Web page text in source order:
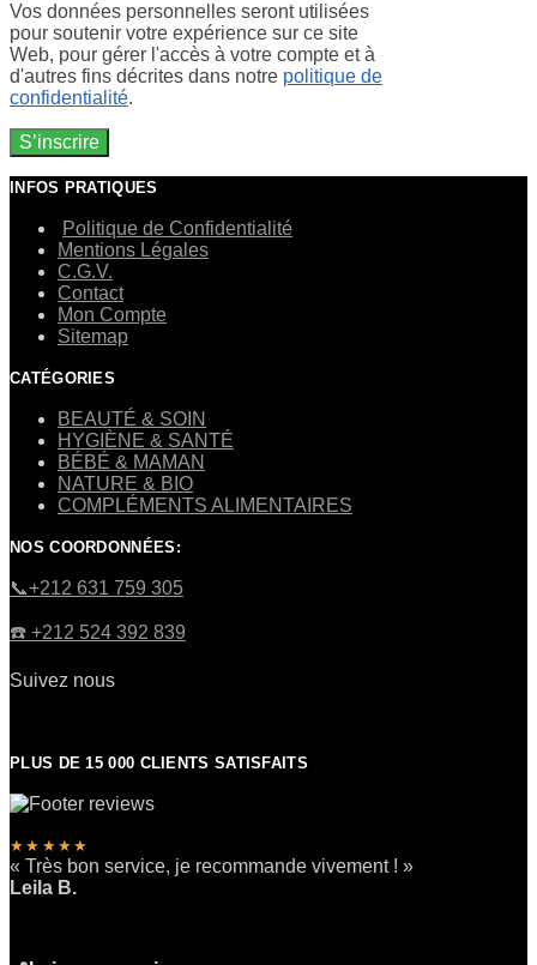
Vos données personnelles seront utilisées
pour soutenir votre expérience sur ce site
Web, pour gérer l'accès à votre compte et à
d'autres fins décrites dans notre politique de
confidentialité.
S’inscrire
INFOS PRATIQUES
Politique de Confidentialité
Mentions Légales
C.G.V.
Contact
Mon Compte
Sitemap
CATÉGORIES
BEAUTÉ & SOIN
HYGIÈNE & SANTÉ
BÉBÉ & MAMAN
NATURE & BIO
COMPLÉMENTS ALIMENTAIRES
NOS COORDONNÉES:
​📞+212 631 759 305
☎️​ +212 524 392 839
Suivez nous
PLUS DE 15 000 CLIENTS SATISFAITS
★★★★★
« Très bon service, je recommande vivement ! »
Leila B.